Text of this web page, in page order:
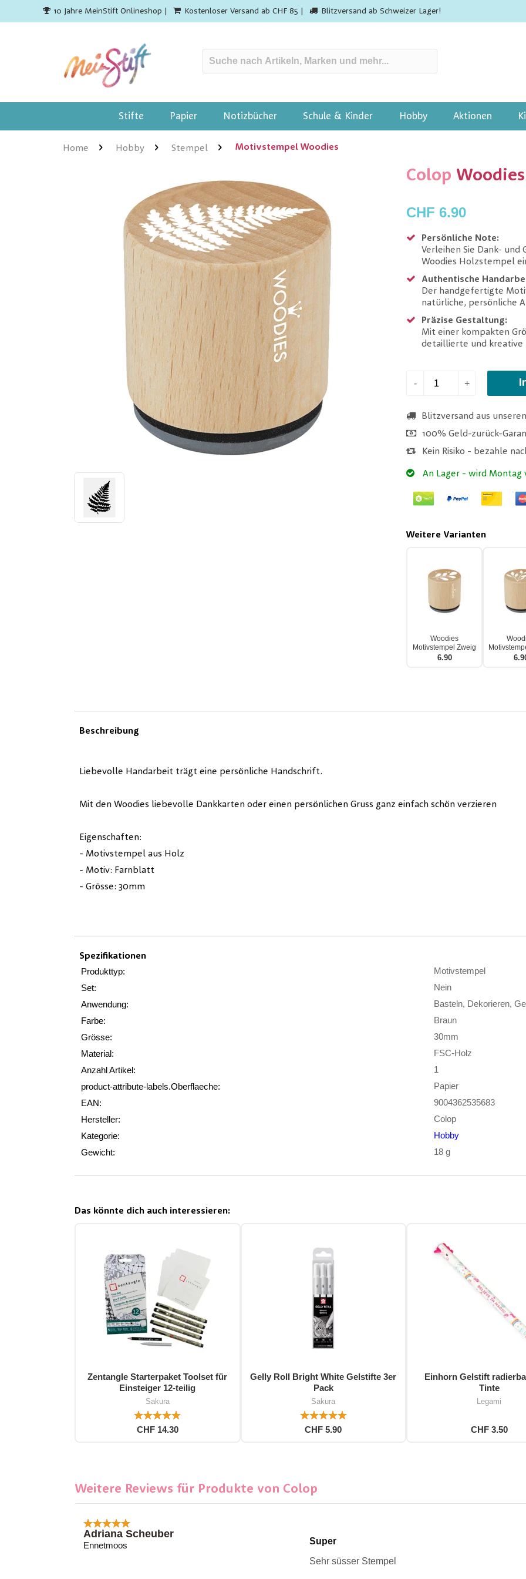
10 Jahre MeinStift Onlineshop | Kostenloser Versand ab CHF 85 | Blitzversand ab Schweizer Lager!
Stifte Papier Notizbücher Schule & Kinder Hobby Aktionen
Home Hobby Stempel Motivstempel Woodies
Colop
CHF 6.90
Persönliche Note:
Verleihen Sie Dank-
Woodies Holzstempel
Authentische
Der handgefertigte
natürliche, persönliche
Präzise Gestaltung:
Mit einer kompakten
detaillierte und kreative
- +
Blitzversand aus
100% Geld-zurück-
Kein Risiko - bezahle
An Lager - wird Montag
Weitere Varianten
Woodies
Motivstempel Zweig
6.90
Beschreibung
Liebevolle Handarbeit trägt eine persönliche Handschrift.
Mit den Woodies liebevolle Dankkarten oder einen persönlichen Gruss ganz einfach schön verzieren
Eigenschaften:
- Motivstempel aus Holz
- Motiv: Farnblatt
- Grösse: 30mm
Spezifikationen
Produkttyp:
Motivstempel
Set:
Nein
Anwendung:
Basteln, Dekorieren,
Farbe:
Braun
Grösse:
30mm
Material:
FSC-Holz
Anzahl Artikel:
1
product-attribute-labels.Oberflaeche:
Papier
EAN:
9004362535683
Hersteller:
Colop
Kategorie:
Hobby
Gewicht:
18 g
Das könnte dich auch interessieren:
Zentangle Starterpaket Toolset für
Einsteiger 12-teilig
Sakura
CHF 14.30
Gelly Roll Bright White Gelstifte 3er
Pack
Sakura
CHF 5.90
Einhorn Gelstift
Tinte
Legami
CHF 3.50
Weitere Reviews für Produkte von Colop
Adriana Scheuber
Ennetmoos
Super
Sehr süsser Stempel